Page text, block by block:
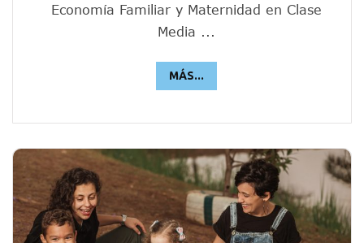
Economía Familiar y Maternidad en Clase
Media ...
MÁS...